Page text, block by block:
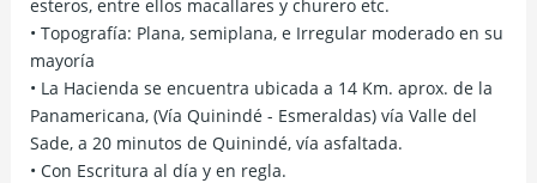
esteros, entre ellos macallares y churero etc.
• Topografía: Plana, semiplana, e Irregular moderado en su
mayoría
• La Hacienda se encuentra ubicada a 14 Km. aprox. de la
Panamericana, (Vía Quinindé - Esmeraldas) vía Valle del
Sade, a 20 minutos de Quinindé, vía asfaltada.
• Con Escritura al día y en regla.